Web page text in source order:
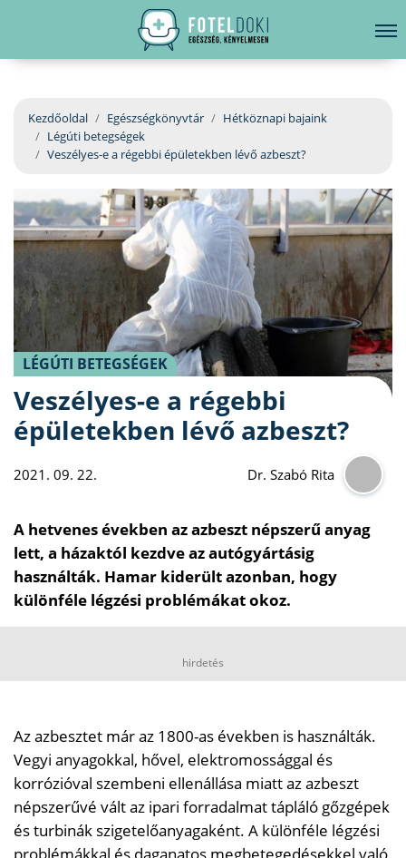
EGÉSZSÉGKÖNYVTÁR
BETEGSÉGKALAUZ
ÜGYELETKERESŐ
ORVOS VÁLASZOL
ORVOSKERESŐ
hirdetés
Kezdőoldal Egészségkönyvtár
Hétköznapi bajaink
Légúti betegségek
Veszélyes-e a régebbi épületekben lévő azbeszt?
LÉGÚTI BETEGSÉGEK
Veszélyes-e a régebbi
épületekben lévő azbeszt?
2021. 09. 22. Dr. Szabó Rita
A hetvenes években az azbeszt népszerű anyag
lett, a házaktól kezdve az autógyártásig
használták. Hamar kiderült azonban, hogy
különféle légzési problémákat okoz.
hirdetés
Az azbesztet már az 1800-as években is használták.
Vegyi anyagokkal, hővel, elektromossággal és
korrózióval szembeni ellenállása miatt az azbeszt
népszerűvé vált az ipari forradalmat tápláló gőzgépek
és turbinák szigetelőanyagaként. A különféle légzési
problémákkal és daganatos megbetegedésekkel való